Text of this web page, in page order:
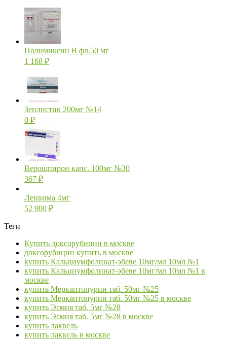
Полимиксин В фл.50 мг
1 168 ₽
Зенлистик 200мг №14
0 ₽
Верошпирон капс. 100мг №30
367 ₽
Ленвима 4мг
52 900 ₽
Теги
Купить доксорубицин в москве
доксорубицин купить в москве
купить Кальциумфолинат-эбеве 10мг/мл 10мл №1
купить Кальциумфолинат-эбеве 10мг/мл 10мл №1 в
москве
купить Меркаптопурин таб. 50мг №25
купить Меркаптопурин таб. 50мг №25 в москве
купить Эсмия таб. 5мг №28
купить Эсмия таб. 5мг №28 в москве
купить лаквель
купить лаквель в москве